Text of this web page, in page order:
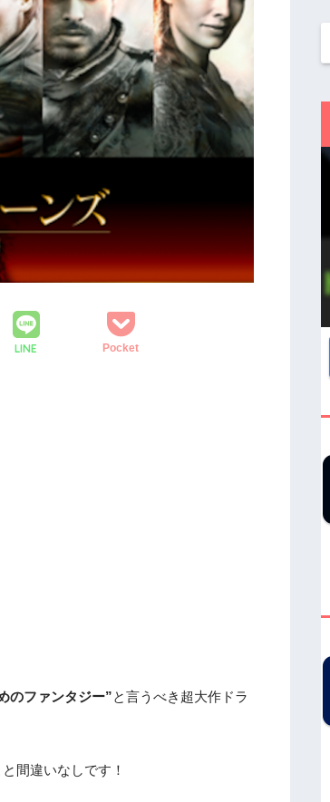
LINE Pocket
のファンタジー”と言うべき超大作ドラ
間違いなしです！